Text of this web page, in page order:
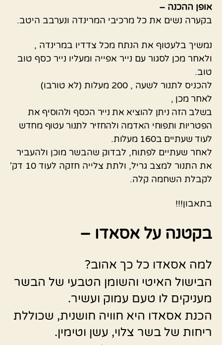
אופן ההכנה –
בקערה נשים את כל מרכיבי המרינדה ונערבב היטב.
נמשיך בלעטוף את הנתח מכל צדדיו במרינדה ,
ולאחר מכן לסגור עם נייר אפייה ומעליו נייר כסף טוב
טוב.
להכניס לתנור לשעה , 200 מעלות (לא טורבו)
לאחר מכן ,
בשלב הזה ניתן להוציא את נייר הכסף ולהוסיף את
הפטריות ותפוחי האדמה ולהחזיר לתנור עטוף מחדש
לעוד שעתיים ב160 מעלות.
לאחר שעתיים לפתוח, לבדוק שהבשר מוכן ולהעביר
את התנור למצב גריל, ולתת צלייה חזקה לעוד 10 דק'
לקבלת השחמה קלה.
בתאבון!!!
בקטנה על אסאדו –
למה אסאדו כל כך אהוב?
הבישול האיטי והשומן הטבעי של הבשר
מעניקים לו טעם עמוק ועשיר.
הכנת אסאדו היא חוויה חושנית, שכוללת
ריחות של בשר צלוי, עשן וטימין.